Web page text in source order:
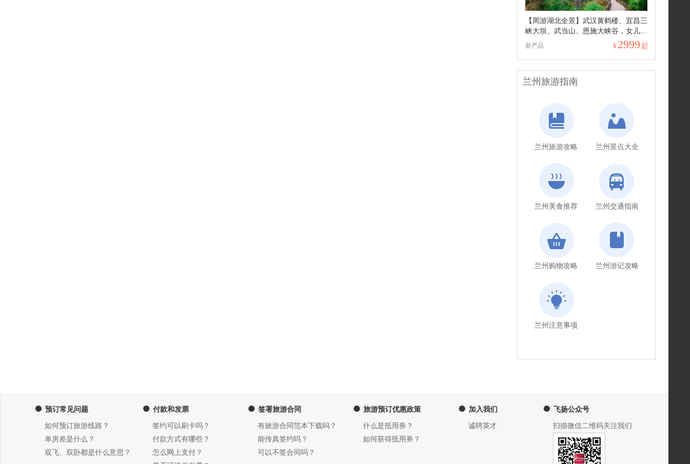
【周游湖北全景】武汉黄鹤楼、宜昌三
峡大坝、武当山、恩施大峡谷，女儿
城，青江大峡谷，黄鹤峰林 双卧精华
新产品 ¥ 2999 起
兰州旅游指南
兰州旅游攻略 兰州景点大全
兰州美食推荐 兰州交通指南
兰州购物攻略 兰州游记攻略
兰州注意事项
预订常见问题
如何预订旅游线路？
单房差是什么？
双飞、双卧都是什么意思？
付款和发票
签约可以刷卡吗？
付款方式有哪些？
怎么网上支付？
签署旅游合同
有旅游合同范本下载吗？
能传真签约吗？
可以不签合同吗？
旅游预订优惠政策
什么是抵用券？
如何获得抵用券？
加入我们
诚聘英才
飞扬公众号
扫描微信二维码关注我们